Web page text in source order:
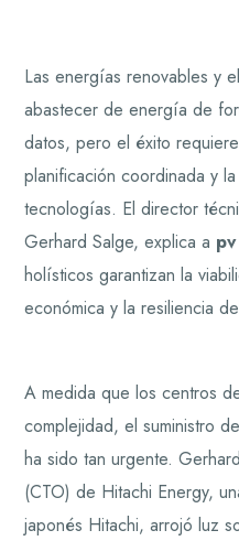
Las energías renovables y
abastecer de energía de
datos, pero el éxito
planificación coordinada y
tecnologías. El director
Gerhard Salge, explica a
holísticos garantizan la
económica y la resiliencia
A medida que los centros
complejidad, el suministro
ha sido tan urgente.
(CTO) de Hitachi Energy,
japonés Hitachi, arrojó luz